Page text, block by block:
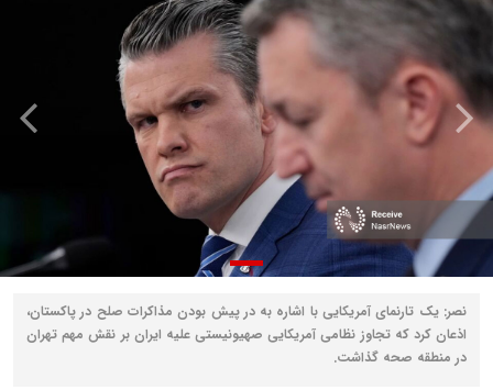
نصر: یک تارنمای آمریکایی با اشاره به در پیش بودن مذاکرات صلح در پاکستان،
اذعان کرد که تجاوز نظامی آمریکایی صهیونیستی علیه ایران بر نقش مهم تهران
در منطقه صحه گذاشت.